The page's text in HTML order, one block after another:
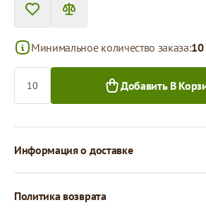
Минимальное количество заказа:10
Добавить В
Информация о доставке
Политика возврата